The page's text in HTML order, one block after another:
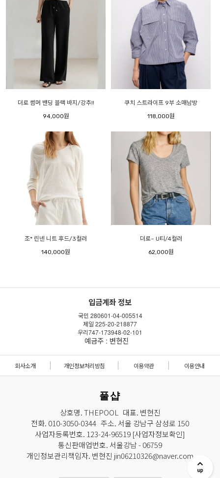
더로 썸머 밴딩 블랙 바지/강추!!
94,000원
쿠치 스트라이프 9부 소매남방
118,000원
조* 린넨 니트 후드/3컬러
140,000원
더로~ U티/4컬러
62,000원
입금계좌 정보
국민 280601-04-005514
제일 225-20-218877
우리747-173948-02-101
예금주 : 변현진
회사소개 개인정보처리방침 이용약관 이용안내
풀샵
상호명. THEPOOL 대표. 변현진
전화. 010-3050-0344 주소. 서울 강남구 삼성로 150
사업자등록번호. 123-24-96519 [사업자정보확인]
통신판매업번호. 서울강남 - 06759
개인정보관리책임자. 변현진 jin06210326@naver.com